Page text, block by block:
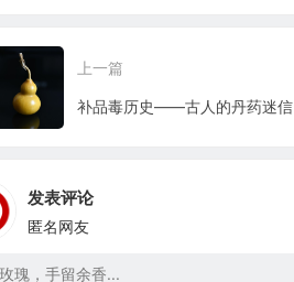
上一篇
补品毒历史——古人的丹药迷信
发表评论
匿名网友